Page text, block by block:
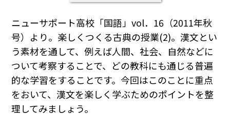
ニューサポート高校「国語」vol．16（2011年秋
号）より。楽しくつくる古典の授業(2)。漢文とい
う素材を通して、例えば人間、社会、自然などに
ついて考察することで、どの教科にも通じる普遍
的な学習をすることです。今回はこのことに重点
をおいて、漢文を楽しく学ぶためのポイントを整
理してみましょう。